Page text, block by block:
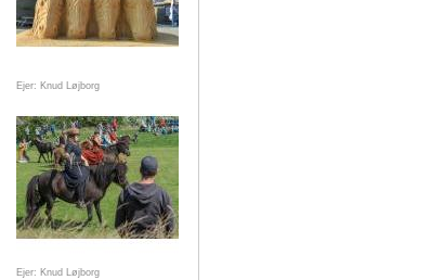
Ejer: Knud Løjborg
Ejer: Knud Løjborg